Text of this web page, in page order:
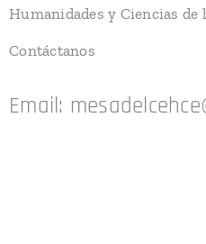
Humanidades y Ciencias de
Contáctanos
Email: